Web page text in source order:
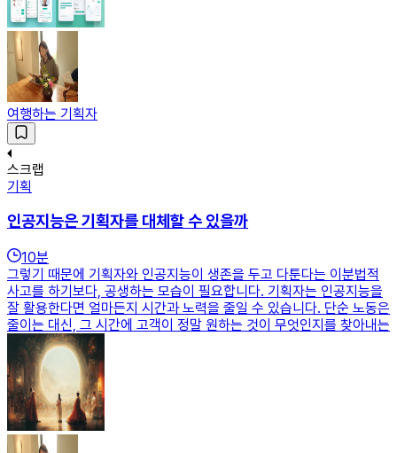
여행하는 기획자
스크랩
기획
인공지능은 기획자를 대체할 수 있을까
10분
그렇기 때문에 기획자와 인공지능이 생존을 두고 다툰다는 이분법적
사고를 하기보다, 공생하는 모습이 필요합니다. 기획자는 인공지능을
잘 활용한다면 얼마든지 시간과 노력을 줄일 수 있습니다. 단순 노동은
줄이는 대신, 그 시간에 고객이 정말 원하는 것이 무엇인지를 찾아내는